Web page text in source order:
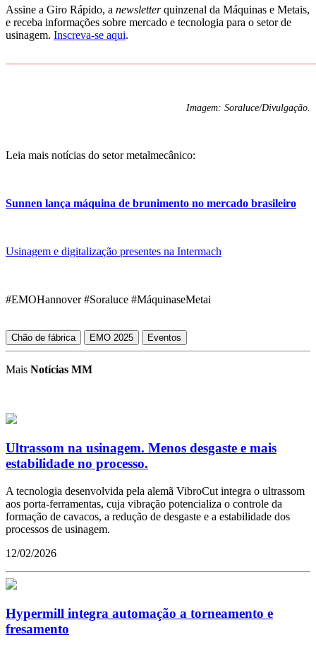
Assine a Giro Rápido, a newsletterquinzenal da Máquinas e Metais,
e receba informações sobre mercado e tecnologia para o setor de
usinagem. Inscreva-se aqui.
Imagem: Soraluce/Divulgação.
Leia mais notícias do setor metalmecânico:
Sunnen lança máquina de brunimento no mercado brasileiro
Usinagem e digitalização presentes na Intermach
#EMOHannover #Soraluce #MáquinaseMetai
Chão de fábrica EMO 2025 Eventos
Mais Notícias MM
Ultrassom na usinagem. Menos desgaste e mais
estabilidade no processo.
A tecnologia desenvolvida pela alemã VibroCut integra o ultrassom
aos porta-ferramentas, cuja vibração potencializa o controle da
formação de cavacos, a redução de desgaste e a estabilidade dos
processos de usinagem.
12/02/2026
Hypermill integra automação a torneamento e
fresamento